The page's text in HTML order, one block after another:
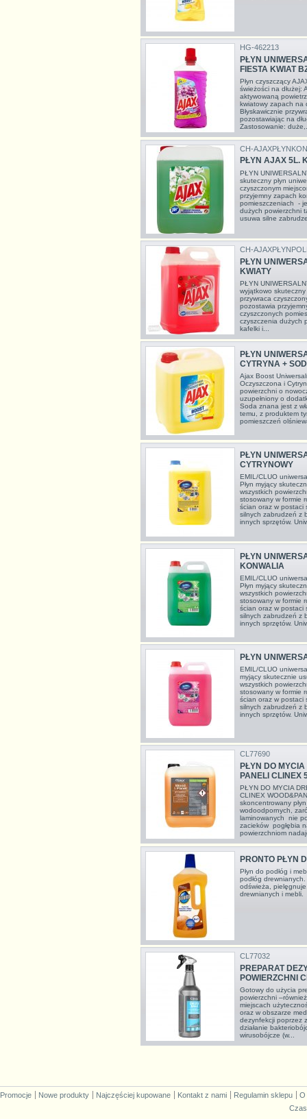
HG-462213
PŁYN
FIESTA KWIAT
Płyn czyszczący
świeżości na dłużej:
aktywowaną
kwiatowy zapach na
Błyskawicznie
pozostawiając na
Zastosowanie:
CH-
PŁYN AJAX 5L.
PŁYN
skuteczny płyn
czyszczonym
przyjemny zapach
pomieszczeniach -
dużych powierzchni
usuwa silne
CH-
PŁYN
KWIATY
PŁYN
wyjątkowo skuteczny
przywraca
pozostawia
czyszczonych
czyszczenia dużych
kafelki i...
PŁYN
CYTRYNA +
Ajax Boost
Oczyszczona i
powierzchni o
uzupełniony o
Soda znana jest z
temu, z produktem
pomieszczeń
PŁYN
CYTRYNOWY
EMIL/CLUO
Płyn myjący
wszystkich
stosowany w formie
ścian oraz w postaci
silnych zabrudzeń z
innych sprzętów.
PŁYN
KONWALIA
EMIL/CLUO
Płyn myjący
wszystkich
stosowany w formie
ścian oraz w postaci
silnych zabrudzeń z
innych sprzętów.
PŁYN
EMIL/CLUO
myjący skutecznie
wszystkich
stosowany w formie
ścian oraz w postaci
silnych zabrudzeń z
innych sprzętów.
CL77690
PŁYN DO
PANELI CLINEX
PŁYN DO MYCIA
CLINEX
skoncentrowany
wodoodpornych,
laminowanych nie
zacieków pogłębia
powierzchniom
PRONTO PŁYN
Płyn do podłóg i
podłóg
odświeża,
drewnianych i mebli.
CL77032
PREPARAT
POWIERZCHNI
Gotowy do użycia
powierzchni
miejscach
oraz w obszarze
dezynfekcji poprzez
działanie
wirusobójcze (w...
Promocje Nowe produkty Najczęściej kupowane Kontakt z nami Regulamin sklepu
O